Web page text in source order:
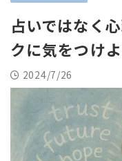
占いではなく
クに気をつけ
2024/7/26